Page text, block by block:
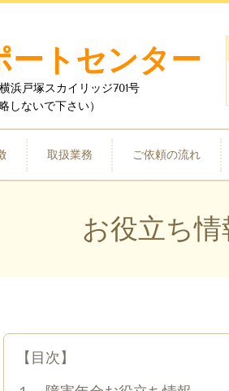
ートセンター
浜戸塚スカイリッジ701号
しないで下さい）
取扱業務 ご依頼の流れ
お役立ち情
【目次】